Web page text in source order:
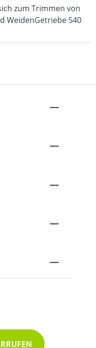
zum Trimmen von
WeidenGetriebe 540